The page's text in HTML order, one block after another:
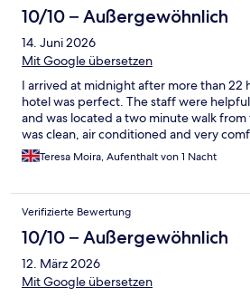
10/10 – Außergewöhnlich
14. Juni 2026
Mit Google übersetzen
I arrived at midnight after more than 22
hotel was perfect. The staff were
and was located a two minute walk
was clean, air conditioned and very
Teresa Moira, Aufenthalt von 1 Nacht
Verifizierte Bewertung
10/10 – Außergewöhnlich
12. März 2026
Mit Google übersetzen